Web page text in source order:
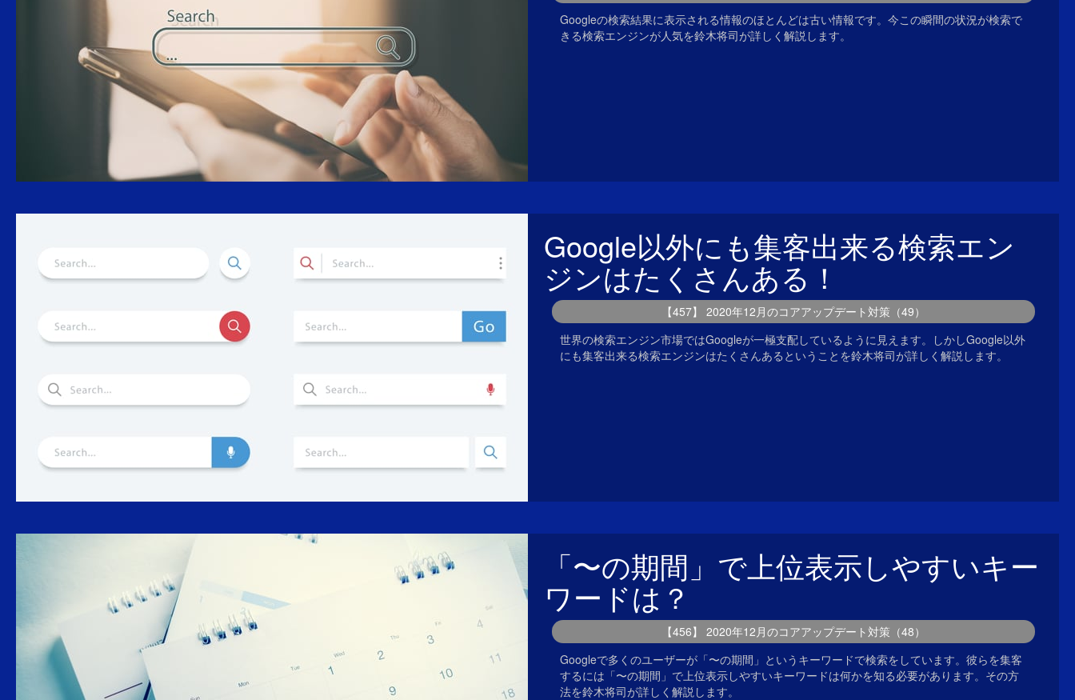
Googleの検索結果に表示される情報のほとんどは古い情報です。今この瞬間の状況が検索で
きる検索エンジンが人気を鈴木将司が詳しく解説します。
Google以外にも集客出来る検索エン
ジンはたくさんある！
【457】 2020年12月のコアアップデート対策（49）
世界の検索エンジン市場ではGoogleが一極支配しているように見えます。しかしGoogle以外
にも集客出来る検索エンジンはたくさんあるということを鈴木将司が詳しく解説します。
「〜の期間」で上位表示しやすいキー
ワードは？
【456】 2020年12月のコアアップデート対策（48）
Googleで多くのユーザーが「〜の期間」というキーワードで検索をしています。彼らを集客
するには「〜の期間」で上位表示しやすいキーワードは何かを知る必要があります。その方
法を鈴木将司が詳しく解説します。